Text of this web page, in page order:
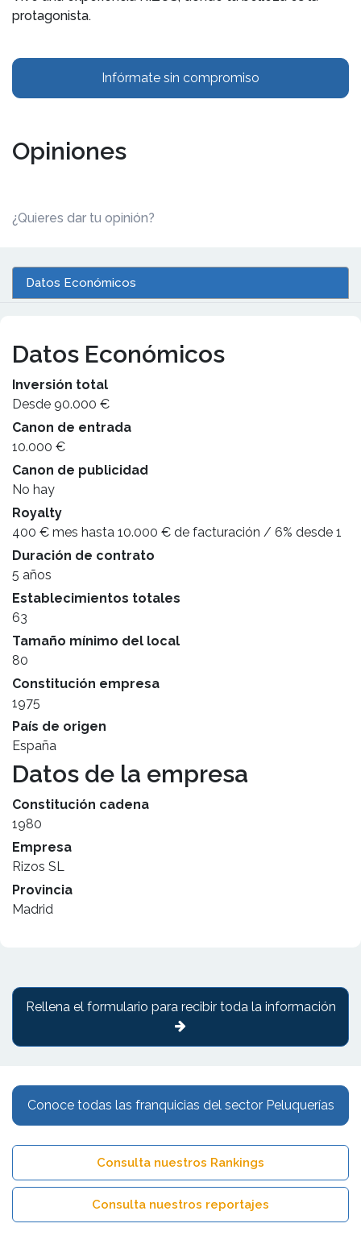
protagonista.
Infórmate sin compromiso
Opiniones
¿Quieres dar tu opinión?
Datos Económicos
Datos Económicos
Inversión total
Desde 90.000 €
Canon de entrada
10.000 €
Canon de publicidad
No hay
Royalty
400 € mes hasta 10.000 € de facturación / 6% desde 1
Duración de contrato
5 años
Establecimientos totales
63
Tamaño mínimo del local
80
Constitución empresa
1975
País de origen
España
Datos de la empresa
Constitución cadena
1980
Empresa
Rizos SL
Provincia
Madrid
Conoce todas las franquicias del sector Peluquerías
Consulta nuestros Rankings
Consulta nuestros reportajes